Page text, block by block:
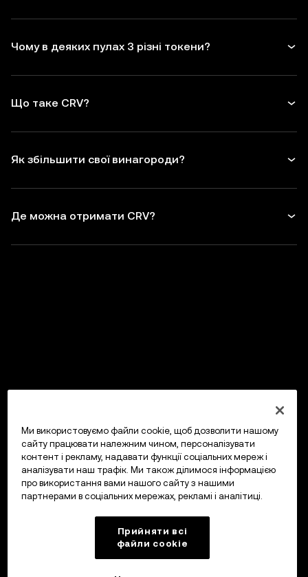
Чому в деяких пулах 3 різні токени?
Що таке CRV?
Як збільшити свої винагороди?
Де можна отримати CRV?
Ми використовуємо файли cookie, щоб дозволити нашому
сайту працювати належним чином, персоналізувати
контент і рекламу, надавати функції соціальних мереж і
аналізувати наш трафік. Ми також ділимося інформацією
про використання вами нашого сайту з нашими
партнерами в соціальних мережах, рекламі і аналітиці.
Прийняти всі
файли сookie